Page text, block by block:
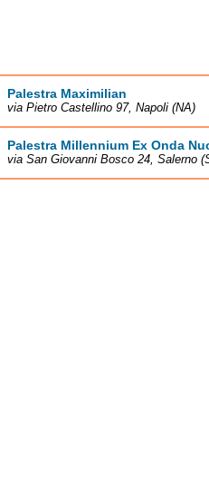
Palestra Maximilian
via Pietro Castellino 97, Napoli (NA)
Palestra Millennium Ex Onda
via San Giovanni Bosco 24, Salerno